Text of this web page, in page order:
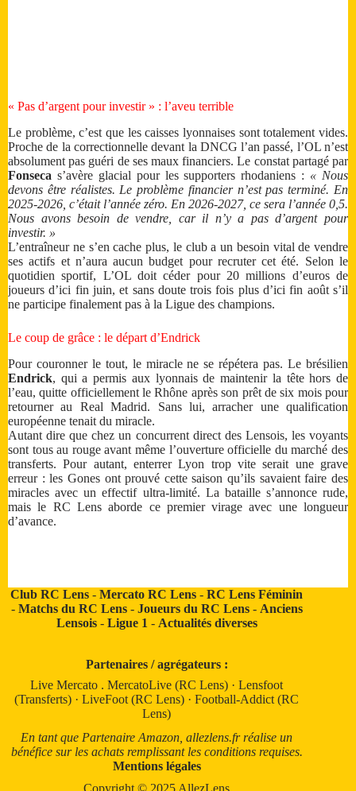
« Pas d’argent pour investir » : l’aveu terrible
Le problème, c’est que les caisses lyonnaises sont totalement vides.
Proche de la correctionnelle devant la DNCG l’an passé, l’OL n’est
absolument pas guéri de ses maux financiers. Le constat partagé par
Fonseca s’avère glacial pour les supporters rhodaniens : « Nous
devons être réalistes. Le problème financier n’est pas terminé. En
2025-2026, c’était l’année zéro. En 2026-2027, ce sera l’année 0,5.
Nous avons besoin de vendre, car il n’y a pas d’argent pour
investir. »
L’entraîneur ne s’en cache plus, le club a un besoin vital de vendre
ses actifs et n’aura aucun budget pour recruter cet été. Selon le
quotidien sportif, L’OL doit céder pour 20 millions d’euros de
joueurs d’ici fin juin, et sans doute trois fois plus d’ici fin août s’il
ne participe finalement pas à la Ligue des champions.
Le coup de grâce : le départ d’Endrick
Pour couronner le tout, le miracle ne se répétera pas. Le brésilien
Endrick, qui a permis aux lyonnais de maintenir la tête hors de
l’eau, quitte officiellement le Rhône après son prêt de six mois pour
retourner au Real Madrid. Sans lui, arracher une qualification
européenne tenait du miracle.
Autant dire que chez un concurrent direct des Lensois, les voyants
sont tous au rouge avant même l’ouverture officielle du marché des
transferts. Pour autant, enterrer Lyon trop vite serait une grave
erreur : les Gones ont prouvé cette saison qu’ils savaient faire des
miracles avec un effectif ultra-limité. La bataille s’annonce rude,
mais le RC Lens aborde ce premier virage avec une longueur
d’avance.
Club RC Lens -Mercato RC Lens -RC Lens Féminin
- Matchs du RC Lens- Joueurs du RC Lens- Anciens
Lensois- Ligue 1 - Actualités diverses
Partenaires / agrégateurs :
Live Mercato .MercatoLive (RC Lens) ·Lensfoot
(Transferts) ·LiveFoot (RC Lens) ·Football-Addict (RC
Lens)
En tant que Partenaire Amazon, allezlens.fr réalise un
bénéfice sur les achats remplissant les conditions requises.
Mentions légales
Copyright © 2025 AllezLens